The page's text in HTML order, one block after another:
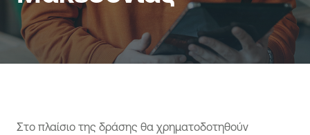
Στο πλαίσιο της δράσης θα χρηματοδοτηθούν